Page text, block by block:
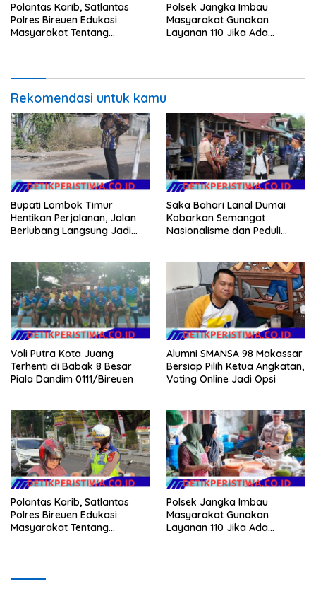
Polantas Karib, Satlantas
Polres Bireuen Edukasi
Masyarakat Tentang
Polsek Jangka Imbau
Masyarakat Gunakan
Layanan 110 Jika Ada
Rekomendasi untuk kamu
Bupati Lombok Timur
Hentikan Perjalanan, Jalan
Berlubang Langsung Jadi
Saka Bahari Lanal Dumai
Kobarkan Semangat
Nasionalisme dan Peduli
Voli Putra Kota Juang
Terhenti di Babak 8 Besar
Piala Dandim 0111/Bireuen
Alumni SMANSA 98 Makassar
Bersiap Pilih Ketua Angkatan,
Voting Online Jadi Opsi
Polantas Karib, Satlantas
Polres Bireuen Edukasi
Masyarakat Tentang
Polsek Jangka Imbau
Masyarakat Gunakan
Layanan 110 Jika Ada